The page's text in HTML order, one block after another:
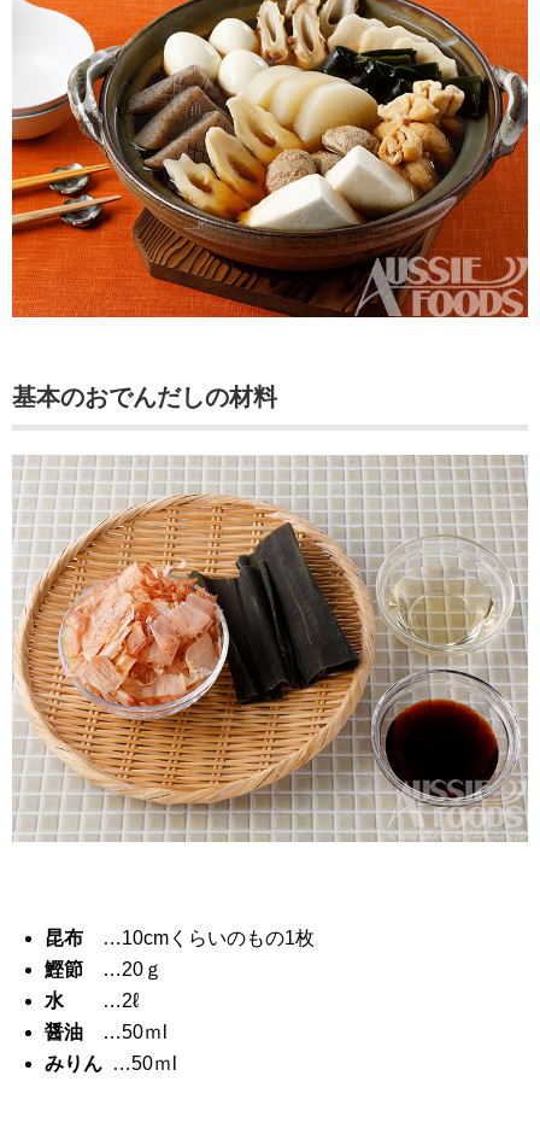
基本のおでんだしの材料
昆布
…10cmくらいのもの1枚
鰹節
…20ｇ
水
…2ℓ
醤油
…50ｍl
みりん …50ｍl